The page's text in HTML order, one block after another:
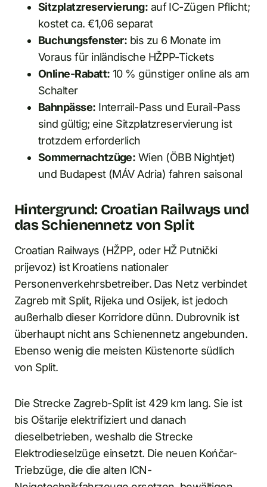
Sitzplatzreservierung: auf IC-Zügen Pflicht;
kostet ca. €1,06 separat
Buchungsfenster: bis zu 6 Monate im
Voraus für inländische HŽPP-Tickets
Online-Rabatt: 10 % günstiger online als am
Schalter
Bahnpässe: Interrail-Pass und Eurail-Pass
sind gültig; eine Sitzplatzreservierung ist
trotzdem erforderlich
Sommernachtzüge: Wien (ÖBB Nightjet)
und Budapest (MÁV Adria) fahren saisonal
Hintergrund: Croatian Railways und
das Schienennetz von Split
Croatian Railways (HŽPP, oder HŽ Putnički
prijevoz) ist Kroatiens nationaler
Personenverkehrsbetreiber. Das Netz verbindet
Zagreb mit Split, Rijeka und Osijek, ist jedoch
außerhalb dieser Korridore dünn. Dubrovnik ist
überhaupt nicht ans Schienennetz angebunden.
Ebenso wenig die meisten Küstenorte südlich
von Split.
Die Strecke Zagreb-Split ist 429 km lang. Sie ist
bis Oštarije elektrifiziert und danach
dieselbetrieben, weshalb die Strecke
Elektrodieselzüge einsetzt. Die neuen Końčar-
Triebzüge, die die alten ICN-